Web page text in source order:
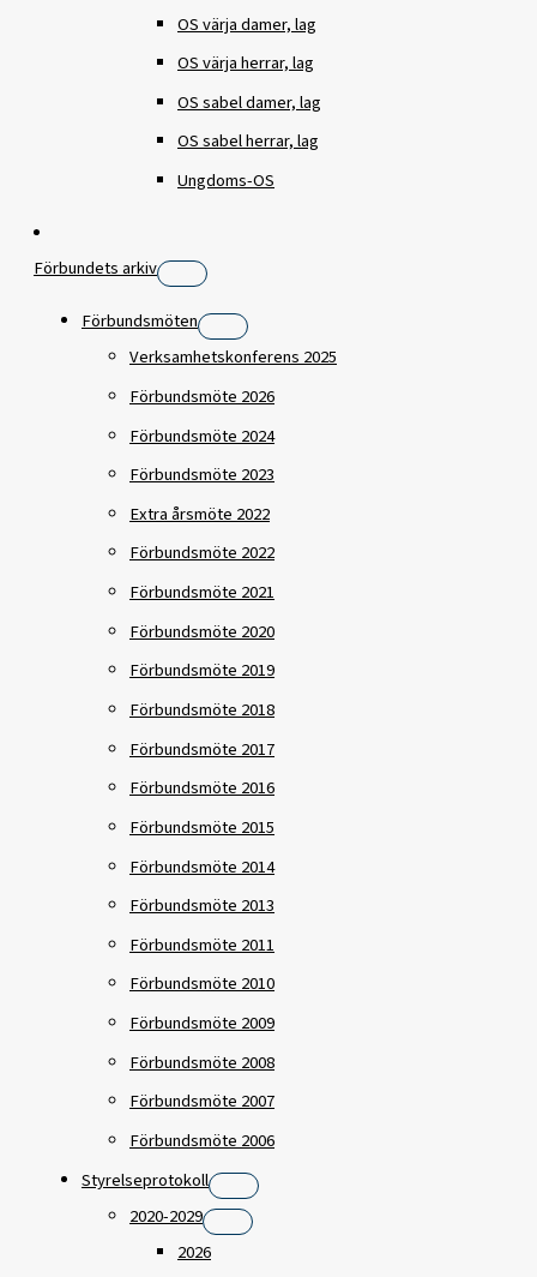
OS värja damer, lag
OS värja herrar, lag
OS sabel damer, lag
OS sabel herrar, lag
Ungdoms-OS
Förbundets arkiv
Förbundsmöten
Verksamhetskonferens 2025
Förbundsmöte 2026
Förbundsmöte 2024
Förbundsmöte 2023
Extra årsmöte 2022
Förbundsmöte 2022
Förbundsmöte 2021
Förbundsmöte 2020
Förbundsmöte 2019
Förbundsmöte 2018
Förbundsmöte 2017
Förbundsmöte 2016
Förbundsmöte 2015
Förbundsmöte 2014
Förbundsmöte 2013
Förbundsmöte 2011
Förbundsmöte 2010
Förbundsmöte 2009
Förbundsmöte 2008
Förbundsmöte 2007
Förbundsmöte 2006
Styrelseprotokoll
2020-2029
2026